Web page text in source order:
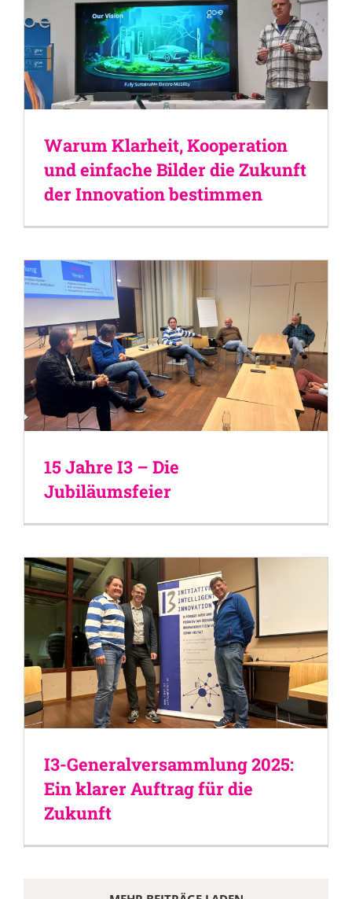
Warum Klarheit, Kooperation
und einfache Bilder die Zukunft
der Innovation bestimmen
15 Jahre I3 – Die
Jubiläumsfeier
I3-Generalversammlung 2025:
Ein klarer Auftrag für die
Zukunft